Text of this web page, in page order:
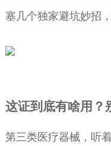
塞几个独家避坑妙招
这证到底有啥用？
第三类医疗器械，听